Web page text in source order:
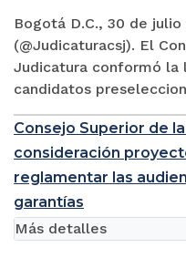
Bogotá D.C., 30 de julio
(@Judicaturacsj). El
Judicatura conformó la
candidatos
Consejo Superior de
consideración
reglamentar las
garantías
Más detalles